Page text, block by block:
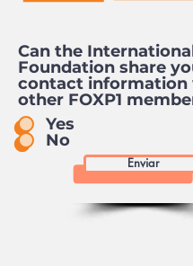
Can the International
Foundation share
contact information
other FOXP1
Yes
No
Enviar